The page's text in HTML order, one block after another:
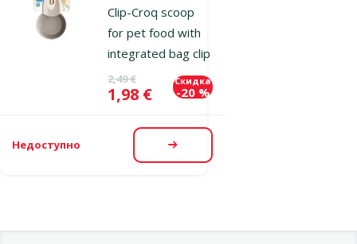
Clip-Croq scoop
for pet food with
integrated bag clip
Исходная цена
2,49 €
Цена
1,98 €
Скидка
-20 %
Недоступно Посмотреть